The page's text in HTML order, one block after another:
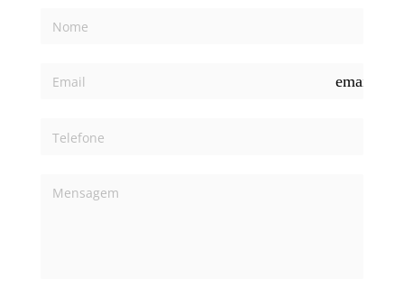
email